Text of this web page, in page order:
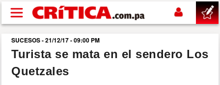
Pasar al contenido principal
buscar
SUCESOS
SUCESOS - 21/12/17 - 09:00 PM
Turista se mata en el sendero Los
Quetzales